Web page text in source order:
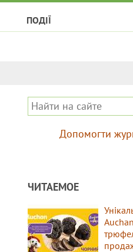
ПОДІЇ
Допомогти
ЧИТАЕМОЕ